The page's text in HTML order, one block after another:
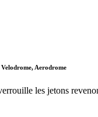
Aerodrome
les jetons